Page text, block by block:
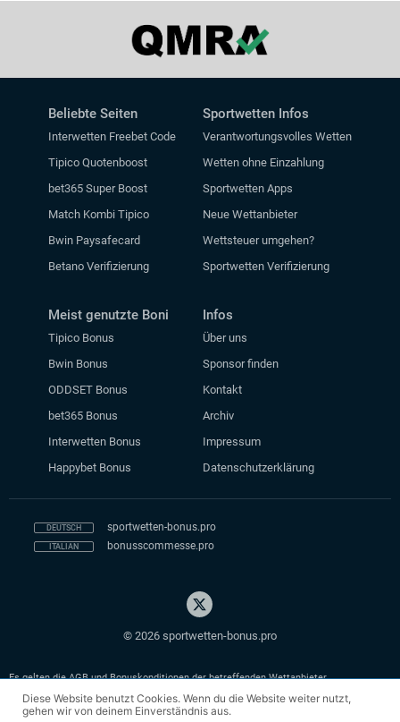
Beliebte Seiten
Interwetten Freebet Code
Tipico Quotenboost
bet365 Super Boost
Match Kombi Tipico
Bwin Paysafecard
Betano Verifizierung
Meist genutzte Boni
Tipico Bonus
Bwin Bonus
ODDSET Bonus
bet365 Bonus
Interwetten Bonus
Happybet Bonus
Sportwetten Infos
Verantwortungsvolles Wetten
Wetten ohne Einzahlung
Sportwetten Apps
Neue Wettanbieter
Wettsteuer umgehen?
Sportwetten Verifizierung
Infos
Über uns
Sponsor finden
Kontakt
Archiv
Impressum
Datenschutzerklärung
sportwetten-bonus.pro
bonusscommesse.pro
© 2026 sportwetten-bonus.pro
Es gelten die AGB und Bonuskonditionen der betreffenden Wettanbieter.
18+. Glücksspiel kann süchtig machen. Hilfe unterbzga.deodergamblingtherapy.org.
Spiele verantwortungsbewusst. Hinweis: Das Portal sportwetten-bonus.pro ist eine
Diese Website benutzt Cookies. Wenn du die Website weiter nutzt,
gehen wir von deinem Einverständnis aus.